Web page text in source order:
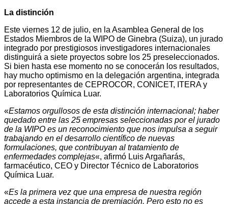
La distinción
Este viernes 12 de julio, en la Asamblea General de los
Estados Miembros de la WIPO de Ginebra (Suiza), un jurado
integrado por prestigiosos investigadores internacionales
distinguirá a siete proyectos sobre los 25 preseleccionados.
Si bien hasta ese momento no se conocerán los resultados,
hay mucho optimismo en la delegación argentina, integrada
por representantes de CEPROCOR, CONICET, ITERA y
Laboratorios Química Luar.
«Estamos orgullosos de esta distinción internacional; haber
quedado entre las 25 empresas seleccionadas por el jurado
de la WIPO es un reconocimiento que nos impulsa a seguir
trabajando en el desarrollo científico de nuevas
formulaciones, que contribuyan al tratamiento de
enfermedades complejas«, afirmó Luis Argañarás,
farmacéutico, CEO y Director Técnico de Laboratorios
Química Luar.
«Es la primera vez que una empresa de nuestra región
accede a esta instancia de premiación. Pero esto no es